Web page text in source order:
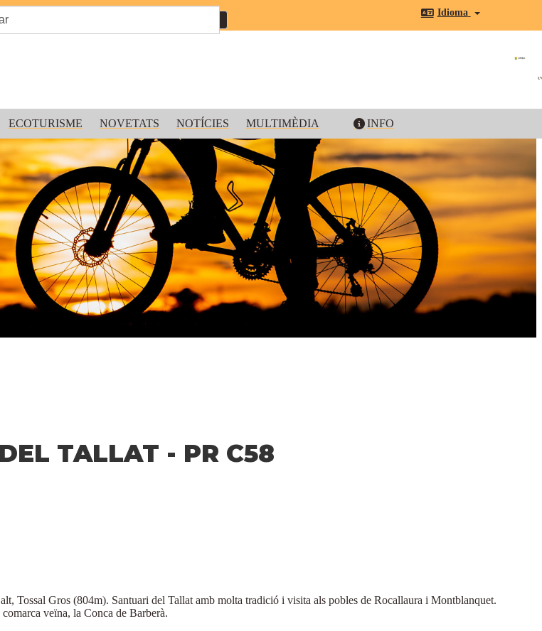
Idioma
ECOTURISME NOVETATS NOTÍCIES MULTIMÈDIA INFO
TALLAT - PR C58
Tossal Gros (804m). Santuari del Tallat amb molta tradició i visita als pobles de Rocallaura i Montblanquet.
veïna, la Conca de Barberà.